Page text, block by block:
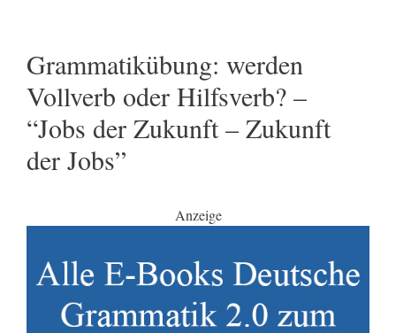
Grammatikübung: werden
Vollverb oder Hilfsverb? –
“Jobs der Zukunft – Zukunft
der Jobs”
Anzeige